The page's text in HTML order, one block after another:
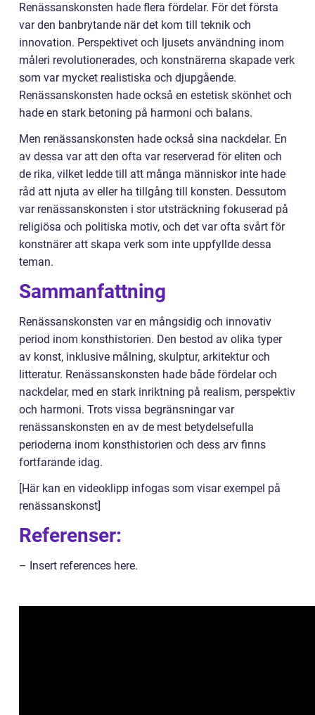
Renässanskonsten hade flera fördelar. För det första
var den banbrytande när det kom till teknik och
innovation. Perspektivet och ljusets användning inom
måleri revolutionerades, och konstnärerna skapade verk
som var mycket realistiska och djupgående.
Renässanskonsten hade också en estetisk skönhet och
hade en stark betoning på harmoni och balans.
Men renässanskonsten hade också sina nackdelar. En
av dessa var att den ofta var reserverad för eliten och
de rika, vilket ledde till att många människor inte hade
råd att njuta av eller ha tillgång till konsten. Dessutom
var renässanskonsten i stor utsträckning fokuserad på
religiösa och politiska motiv, och det var ofta svårt för
konstnärer att skapa verk som inte uppfyllde dessa
teman.
Sammanfattning
Renässanskonsten var en mångsidig och innovativ
period inom konsthistorien. Den bestod av olika typer
av konst, inklusive målning, skulptur, arkitektur och
litteratur. Renässanskonsten hade både fördelar och
nackdelar, med en stark inriktning på realism, perspektiv
och harmoni. Trots vissa begränsningar var
renässanskonsten en av de mest betydelsefulla
perioderna inom konsthistorien och dess arv finns
fortfarande idag.
[Här kan en videoklipp infogas som visar exempel på
renässanskonst]
Referenser:
– Insert references here.